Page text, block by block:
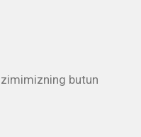
butun